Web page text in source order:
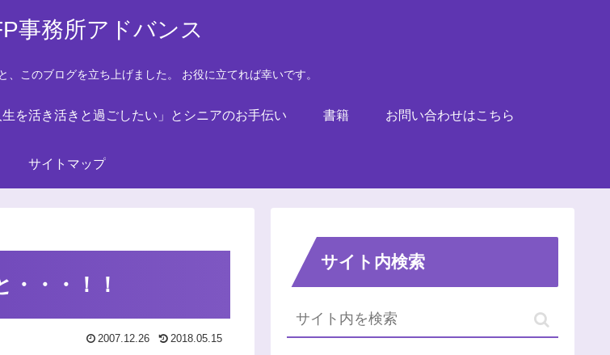
このブログを立ち上げました。 お役に立てれば幸いです。
生を活き活きと過ごしたい」とシニアのお手伝い 書籍 お問い合わせはこちら
サイトマップ
・・！！
2007.12.26 2018.05.15
サイト内検索